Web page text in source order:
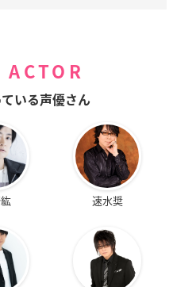
ACTOR
いる声優さん
速水奨